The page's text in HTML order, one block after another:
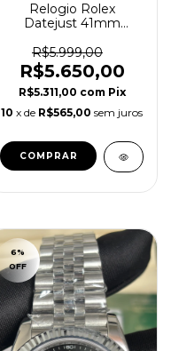
Relogio Rolex
Datejust 41mm
Cinza Super Clone
R$5.999,00
R$5.650,00
R$5.311,00 com Pix
10 x de R$565,00 sem juros
6%
OFF